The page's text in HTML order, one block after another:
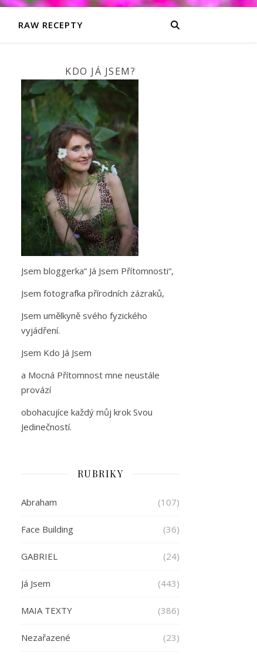
RAW RECEPTY
KDO JÁ JSEM?
Jsem bloggerka“ Já Jsem Přítomnosti“,
Jsem fotografka přírodních zázraků,
Jsem umělkyně svého fyzického
vyjádření.
Jsem Kdo Já Jsem
a Mocná Přítomnost mne neustále
provází
obohacujíce každý můj krok Svou
Jedinečností.
RUBRIKY
Abraham (107)
Face Building (36)
GABRIEL (24)
Já Jsem (443)
MAIA TEXTY (386)
Nezařazené (23)